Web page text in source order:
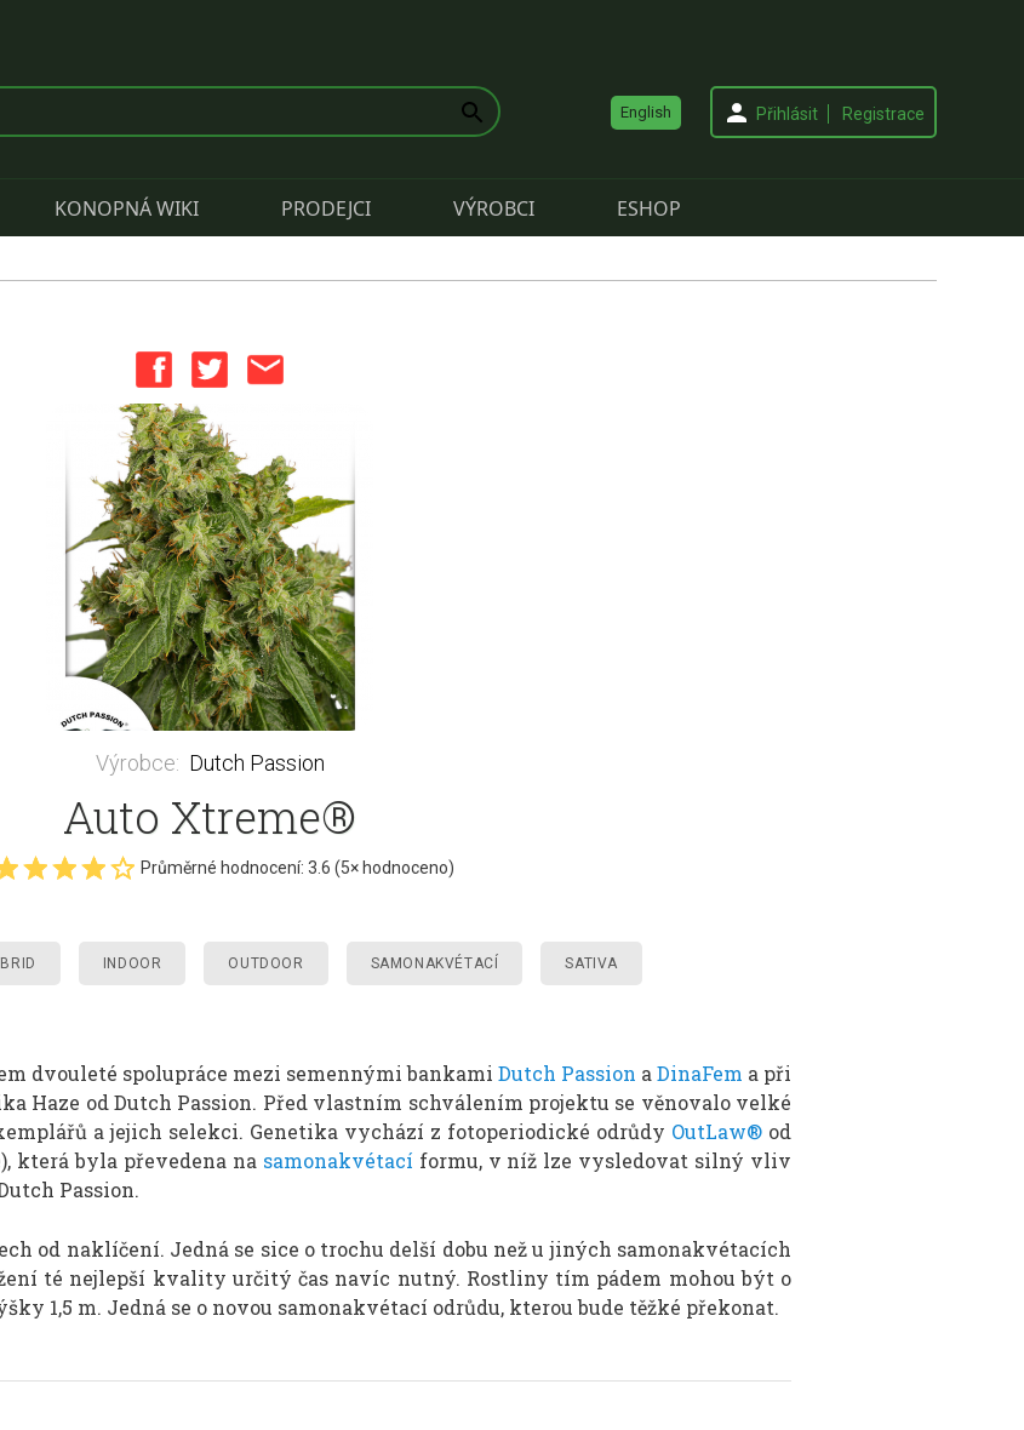
English Přihlásit Registrace
KONOPNÁ WIKI PRODEJCI VÝROBCI ESHOP
Výrobce: Dutch Passion
Auto Xtreme®
Průměrné hodnocení: 3.6 (5× hodnoceno)
INDOOR OUTDOOR SAMONAKVÉTACÍ SATIVA
dvouleté spolupráce mezi semennými bankami Dutch Passion a DinaFem a při
Haze od Dutch Passion. Před vlastním schválením projektu se věnovalo velké
a jejich selekci. Genetika vychází z fotoperiodické odrůdy OutLaw® od
která byla převedena na samonakvétací formu, v níž lze vysledovat silný vliv
Passion.
od naklíčení. Jedná se sice o trochu delší dobu než u jiných samonakvétacích
té nejlepší kvality určitý čas navíc nutný. Rostliny tím pádem mohou být o
1,5 m. Jedná se o novou samonakvétací odrůdu, kterou bude těžké překonat.